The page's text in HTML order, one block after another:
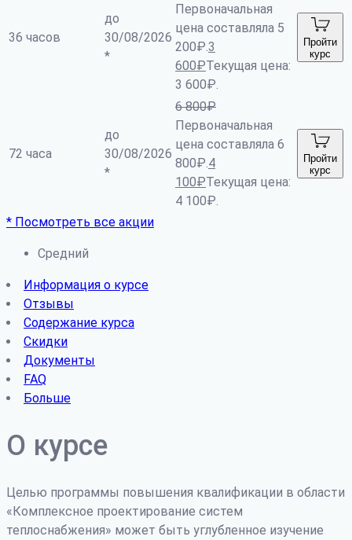
36 часов
до
30/08/2026
*
Первоначальная
цена составляла 5
200₽.3
600₽Текущая цена:
3 600₽.
Пройти
курс
72 часа
до
30/08/2026
*
6 800₽
Первоначальная
цена составляла 6
800₽.4
100₽Текущая цена:
4 100₽.
Пройти
курс
* Посмотреть все акции
Средний
Информация о курсе
Отзывы
Содержание курса
Скидки
Документы
FAQ
Больше
О курсе
Целью программы повышения квалификации в области
«Комплексное проектирование систем
теплоснабжения» может быть углубленное изучение